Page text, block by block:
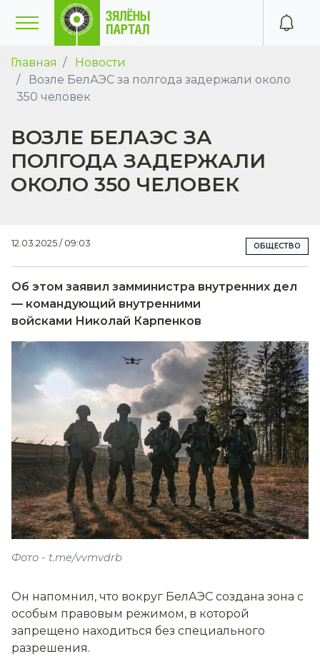
Главная
Новости
Возле БелАЭС за полгода задержали около
350 человек
ВОЗЛЕ БЕЛАЭС ЗА
ПОЛГОДА ЗАДЕРЖАЛИ
ОКОЛО 350 ЧЕЛОВЕК
12.03.2025 / 09:03 ОБЩЕСТВО
Об этом заявил замминистра внутренних дел
— командующий внутренними
войсками Николай Карпенков
Фото - t.me/vvmvdrb
Он напомнил, что вокруг БелАЭС создана зона с
особым правовым режимом, в которой
запрещено находиться без специального
разрешения.